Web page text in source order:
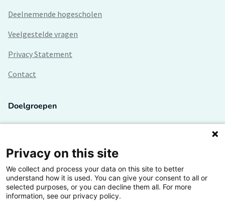
Deelnemende hogescholen
Veelgestelde vragen
Privacy Statement
Contact
Doelgroepen
Lectoren en onderzoekers
Bedrijven
Hogescholen
Privacy on this site
We collect and process your data on this site to better
understand how it is used. You can give your consent to all or
selected purposes, or you can decline them all. For more
information, see our privacy policy.